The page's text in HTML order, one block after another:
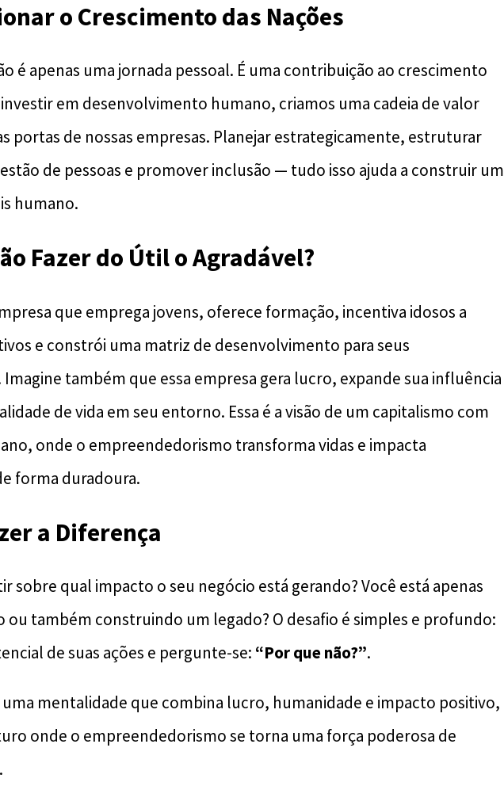
o Crescimento das Nações
é apenas uma jornada pessoal. É uma contribuição ao crescimento
investir em desenvolvimento humano, criamos uma cadeia de valor
portas de nossas empresas. Planejar estrategicamente, estruturar
de pessoas e promover inclusão — tudo isso ajuda a construir um
humano.
Fazer do Útil o Agradável?
que emprega jovens, oferece formação, incentiva idosos a
e constrói uma matriz de desenvolvimento para seus
também que essa empresa gera lucro, expande sua influência
de vida em seu entorno. Essa é a visão de um capitalismo com
onde o empreendedorismo transforma vidas e impacta
forma duradoura.
a Diferença
sobre qual impacto o seu negócio está gerando? Você está apenas
ou também construindo um legado? O desafio é simples e profundo:
de suas ações e pergunte-se: “Por que não?”.
uma mentalidade que combina lucro, humanidade e impacto positivo,
onde o empreendedorismo se torna uma força poderosa de